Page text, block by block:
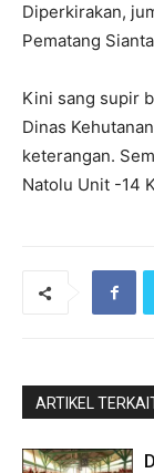
Diperkirakan,
Pematang
Kini sang supir
Dinas
keterangan.
Natolu Unit -14
ARTIKEL